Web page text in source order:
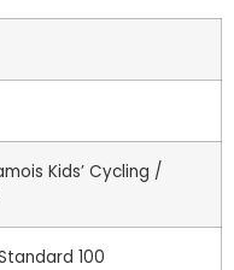
Kids’ Cycling /
100